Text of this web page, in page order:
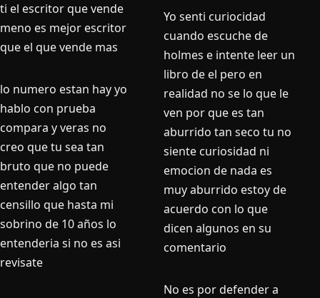
ti el escritor que vende
meno es mejor escritor
que el que vende mas
lo numero estan hay yo
hablo con prueba
compara y veras no
creo que tu sea tan
bruto que no puede
entender algo tan
censillo que hasta mi
sobrino de 10 años lo
entenderia si no es asi
revisate
Yo senti curiocidad
cuando escuche de
holmes e intente leer un
libro de el pero en
realidad no se lo que le
ven por que es tan
aburrido tan seco tu no
siente curiosidad ni
emocion de nada es
muy aburrido estoy de
acuerdo con lo que
dicen algunos en su
comentario
No es por defender a